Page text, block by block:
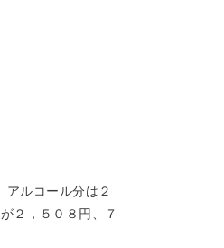
ルコール分は２
２，５０８円、７